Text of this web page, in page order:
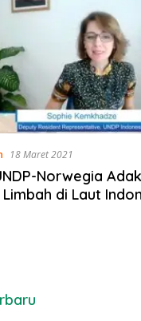
18 Maret 2021
Norwegia
di Laut